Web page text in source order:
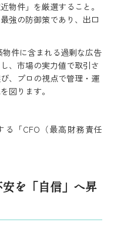
物件」を厳選すること。
強の防御策であり、出口
物件に含まれる過剰な広告
、市場の実力値で取引さ
、プロの視点で管理・運
図ります。
る「CFO（最高財務責任
を「自信」へ昇